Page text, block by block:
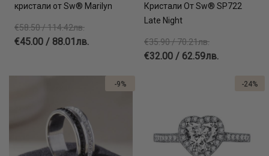
кристали от Sw® Mаrilyn
€58.50 / 114.42лв.
€45.00 / 88.01лв.
Кристали От Sw® SP722
Late Night
€35.90 / 70.21лв.
€32.00 / 62.59лв.
-9% -24%